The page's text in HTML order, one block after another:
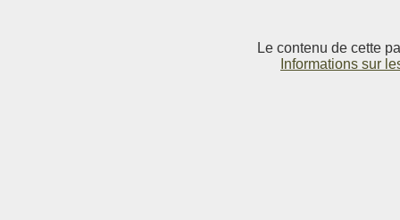
Le contenu de cette
Informations sur